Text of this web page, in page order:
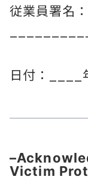
従業員署名：
日付：____
–
Victim